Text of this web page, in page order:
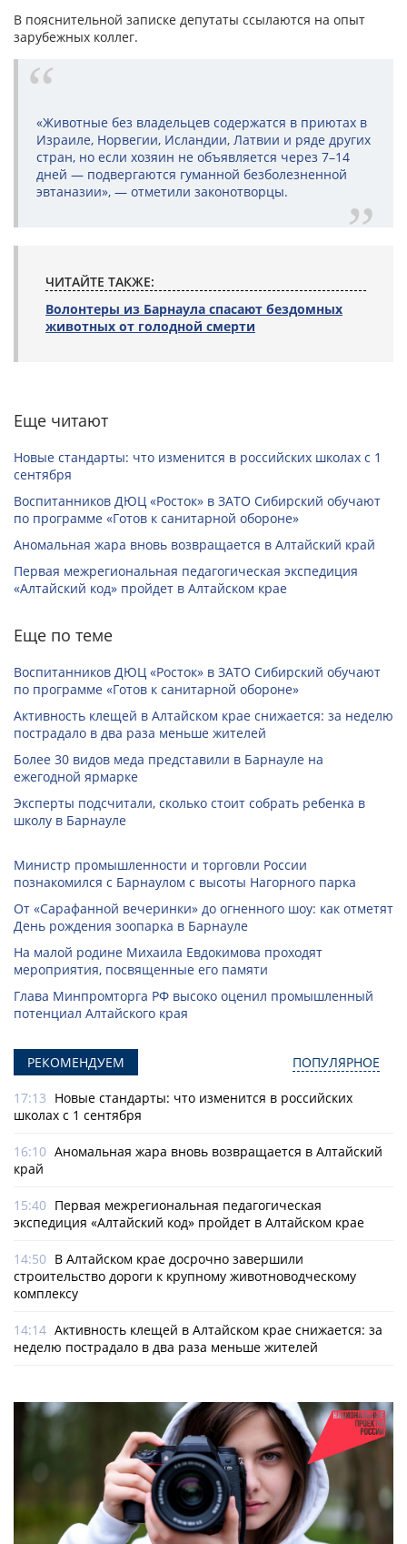
В пояснительной записке депутаты ссылаются на опыт
зарубежных коллег.
«Животные без владельцев содержатся в приютах в
Израиле, Норвегии, Исландии, Латвии и ряде других
стран, но если хозяин не объявляется через 7–14
дней — подвергаются гуманной безболезненной
эвтаназии», — отметили законотворцы.
ЧИТАЙТЕ ТАКЖЕ:
Волонтеры из Барнаула спасают бездомных
животных от голодной смерти
Еще читают
Новые стандарты: что изменится в российских школах с 1
сентября
Воспитанников ДЮЦ «Росток» в ЗАТО Сибирский обучают
по программе «Готов к санитарной обороне»
Аномальная жара вновь возвращается в Алтайский край
Первая межрегиональная педагогическая экспедиция
«Алтайский код» пройдет в Алтайском крае
Еще по теме
Воспитанников ДЮЦ «Росток» в ЗАТО Сибирский обучают
по программе «Готов к санитарной обороне»
Активность клещей в Алтайском крае снижается: за неделю
пострадало в два раза меньше жителей
Более 30 видов меда представили в Барнауле на
ежегодной ярмарке
Эксперты подсчитали, сколько стоит собрать ребенка в
школу в Барнауле
Министр промышленности и торговли России
познакомился с Барнаулом с высоты Нагорного парка
От «Сарафанной вечеринки» до огненного шоу: как отметят
День рождения зоопарка в Барнауле
На малой родине Михаила Евдокимова проходят
мероприятия, посвященные его памяти
Глава Минпромторга РФ высоко оценил промышленный
потенциал Алтайского края
РЕКОМЕНДУЕМ ПОПУЛЯРНОЕ
17:13 Новые стандарты: что изменится в российских
школах с 1 сентября
16:10 Аномальная жара вновь возвращается в Алтайский
край
15:40 Первая межрегиональная педагогическая
экспедиция «Алтайский код» пройдет в Алтайском крае
14:50 В Алтайском крае досрочно завершили
строительство дороги к крупному животноводческому
комплексу
14:14 Активность клещей в Алтайском крае снижается: за
неделю пострадало в два раза меньше жителей